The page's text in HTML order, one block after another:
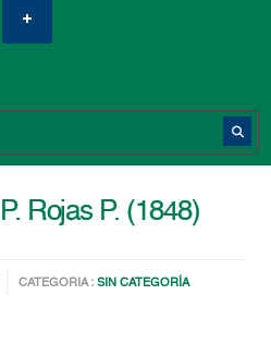
Rojas P. (1848)
CATEGORIA :SIN CATEGORÍA